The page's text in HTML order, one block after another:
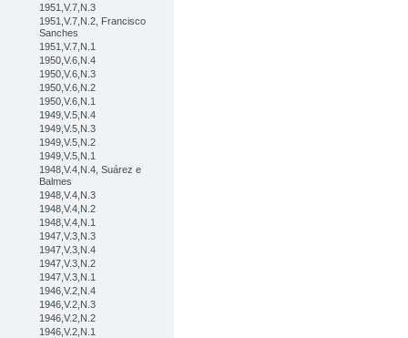
1951,V.7,N.3
1951,V.7,N.2, Francisco
Sanches
1951,V.7,N.1
1950,V.6,N.4
1950,V.6,N.3
1950,V.6,N.2
1950,V.6,N.1
1949,V.5,N.4
1949,V.5,N.3
1949,V.5,N.2
1949,V.5,N.1
1948,V.4,N.4, Suárez e
Balmes
1948,V.4,N.3
1948,V.4,N.2
1948,V.4,N.1
1947,V.3,N.3
1947,V.3,N.4
1947,V.3,N.2
1947,V.3,N.1
1946,V.2,N.4
1946,V.2,N.3
1946,V.2,N.2
1946,V.2,N.1